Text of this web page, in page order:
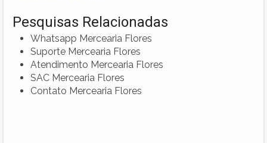
Pesquisas Relacionadas
Whatsapp Mercearia Flores
Suporte Mercearia Flores
Atendimento Mercearia Flores
SAC Mercearia Flores
Contato Mercearia Flores